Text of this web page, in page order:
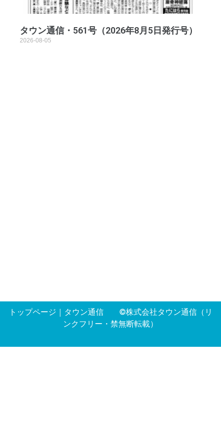
タウン通信・561号（2026年8月5日発行号）
2026-08-05
トップページ ｜ タウン通信©株式会社タウン通信（リ
ンクフリー・禁無断転載）